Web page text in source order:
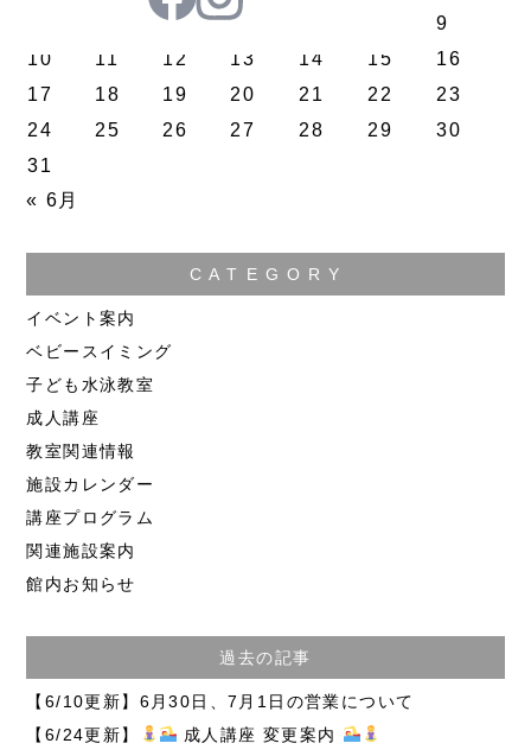
5 6
9
10
11 12 13 14 15
16
17
18 19 20 21 22
23
24
25 26 27 28 29
30
31
« 6月
C A T E G O R Y
イベント案内
ベビースイミング
子ども水泳教室
成人講座
教室関連情報
施設カレンダー
講座プログラム
関連施設案内
館内お知らせ
過去の記事
【6/10更新】6月30日、7月1日の営業について
【6/24更新】
成人講座 変更案内